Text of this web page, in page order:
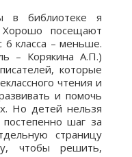
в библиотеке я
посещают
6 класса – меньше.
– Корякина А.П.)
которые
чтения и
и помочь
Но детей нельзя
шаг за
страницу
чтобы решить,